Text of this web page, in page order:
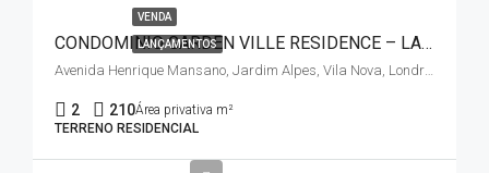
VENDA
LANÇAMENTOS CONDOMINIO GARDEN VILLE RESIDENCE – LANÇAMENTO – ZONA NORTE
Avenida Henrique Mansano, Jardim Alpes, Vila Nova, Londrina, Região Geográfica Imediata de Londrina, Paraná, Região Sul, 86080-120, Brasil, Região Geográfica Intermediária de Londrina
2 210Área privativa m²
TERRENO RESIDENCIAL